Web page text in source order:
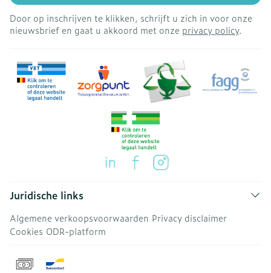
Door op inschrijven te klikken, schrijft u zich in voor onze
nieuwsbrief en gaat u akkoord met onze privacy policy.
Juridische links
Algemene verkoopsvoorwaarden Privacy disclaimer
Cookies ODR-platform